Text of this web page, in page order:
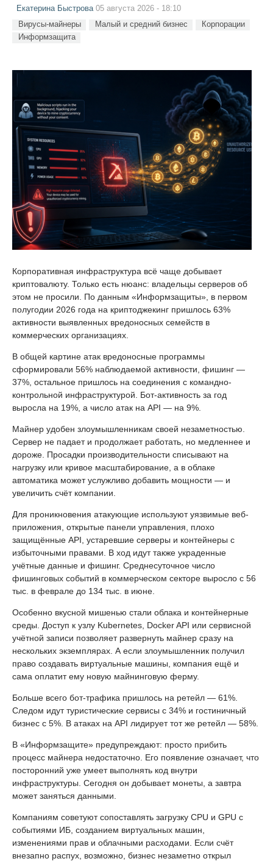
Екатерина Быстрова05 августа 2026 - 18:10
Вирусы-майнеры Малый и средний бизнес
Корпорации
Информзащита
Корпоративная инфраструктура всё чаще добывает
криптовалюту. Только есть нюанс: владельцы серверов об
этом не просили. По данным «Информзащиты», в первом
полугодии 2026 года на криптоджекинг пришлось 63%
активности выявленных вредоносных семейств в
коммерческих организациях.
В общей картине атак вредоносные программы
сформировали 56% наблюдаемой активности, фишинг —
37%, остальное пришлось на соединения с командно-
контрольной инфраструктурой. Бот-активность за год
выросла на 19%, а число атак на API — на 9%.
Майнер удобен злоумышленникам своей незаметностью.
Сервер не падает и продолжает работать, но медленнее и
дороже. Просадки производительности списывают на
нагрузку или кривое масштабирование, а в облаке
автоматика может услужливо добавить мощности — и
увеличить счёт компании.
Для проникновения атакующие используют уязвимые веб-
приложения, открытые панели управления, плохо
защищённые API, устаревшие серверы и контейнеры с
избыточными правами. В ход идут также украденные
учётные данные и фишинг. Среднесуточное число
фишинговых событий в коммерческом секторе выросло с 56
тыс. в феврале до 134 тыс. в июне.
Особенно вкусной мишенью стали облака и контейнерные
среды. Доступ к узлу Kubernetes, Docker API или сервисной
учётной записи позволяет развернуть майнер сразу на
нескольких экземплярах. А если злоумышленник получил
право создавать виртуальные машины, компания ещё и
сама оплатит ему новую майнинговую ферму.
Больше всего бот-трафика пришлось на ретейл — 61%.
Следом идут туристические сервисы с 34% и гостиничный
бизнес с 5%. В атаках на API лидирует тот же ретейл — 58%.
В «Информзащите» предупреждают: просто прибить
процесс майнера недостаточно. Его появление означает, что
посторонний уже умеет выполнять код внутри
инфраструктуры. Сегодня он добывает монеты, а завтра
может заняться данными.
Компаниям советуют сопоставлять загрузку CPU и GPU с
событиями ИБ, созданием виртуальных машин,
изменениями прав и облачными расходами. Если счёт
внезапно распух, возможно, бизнес незаметно открыл